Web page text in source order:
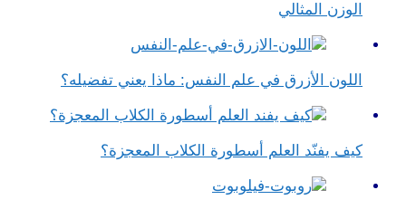
الوزن المثالي
اللون الأزرق في علم النفس​: ماذا يعني تفضيله؟
كيف يفنّد العلم أسطورة الكلاب المعجزة؟